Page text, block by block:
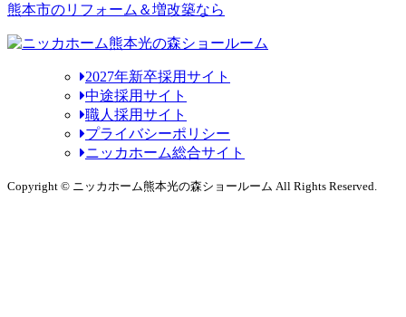
熊本市のリフォーム＆増改築なら
2027年新卒採用サイト
中途採用サイト
職人採用サイト
プライバシーポリシー
ニッカホーム総合サイト
Copyright © ニッカホーム熊本光の森ショールーム All Rights Reserved.